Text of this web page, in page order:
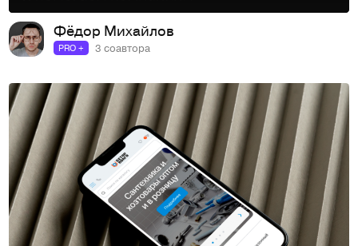
Фёдор Михайлов
PRO + 3 соавтора